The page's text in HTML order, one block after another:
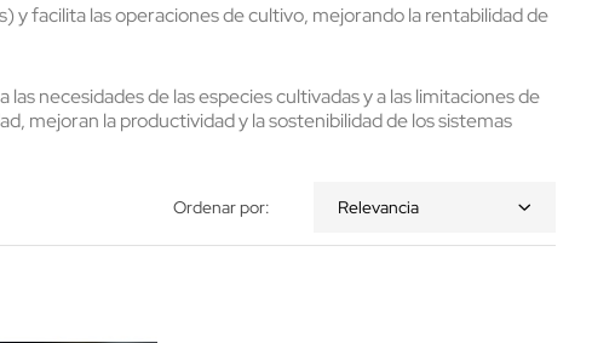
facilita las operaciones de cultivo, mejorando la rentabilidad de
necesidades de las especies cultivadas y a las limitaciones de
mejoran la productividad y la sostenibilidad de los sistemas
Ordenar por: Relevancia